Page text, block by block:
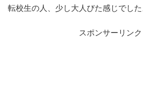
転校生の人、少し大人びた感じでした
スポンサーリンク